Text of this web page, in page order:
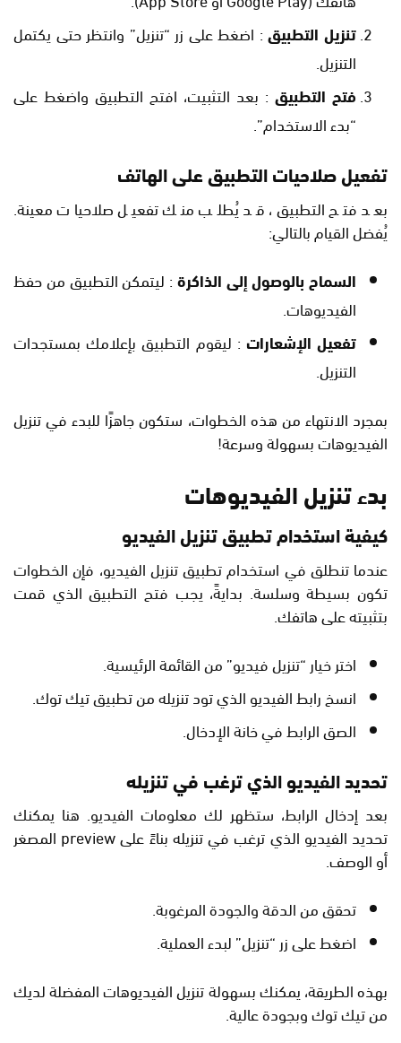
تنزيل التطبيق: اضغط على زر “تنزيل” وانتظر حتى يكتمل
التنزيل.
فتح التطبيق : بعد التثبيت، افتح التطبيق واضغط على
“بدء الاستخدام”.
تفعيل صلاحيات التطبيق على الهاتف
بعد فتح التطبيق، قد يُطلب منك تفعيل صلاحيات معينة.
يُفضل القيام بالتالي:
السماح بالوصول إلى الذاكرة: ليتمكن التطبيق من حفظ
الفيديوهات.
تفعيل الإشعارات : ليقوم التطبيق بإعلامك بمستجدات
التنزيل.
بمجرد الانتهاء من هذه الخطوات، ستكون جاهزًا للبدء في تنزيل
الفيديوهات بسهولة وسرعة!
بدء تنزيل الفيديوهات
كيفية استخدام تطبيق تنزيل الفيديو
عندما تنطلق في استخدام تطبيق تنزيل الفيديو، فإن الخطوات
تكون بسيطة وسلسة. بدايةً، يجب فتح التطبيق الذي قمت
بتثبيته على هاتفك.
اختر خيار “تنزيل فيديو” من القائمة الرئيسية.
انسخ رابط الفيديو الذي تود تنزيله من تطبيق تيك توك.
الصق الرابط في خانة الإدخال.
تحديد الفيديو الذي ترغب في تنزيله
بعد إدخال الرابط، ستظهر لك معلومات الفيديو. هنا يمكنك
تحديد الفيديو الذي ترغب في تنزيله بناءً على preview المصغر
أو الوصف.
تحقق من الدقة والجودة المرغوبة.
اضغط على زر “تنزيل” لبدء العملية.
بهذه الطريقة، يمكنك بسهولة تنزيل الفيديوهات المفضلة لديك
من تيك توك وبجودة عالية.